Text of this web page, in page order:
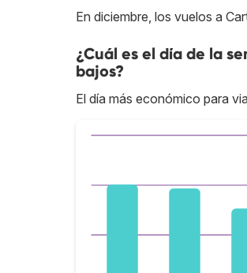
En diciembre, los vuelos a
¿Cuál es el día de la
bajos?
El día más económico para